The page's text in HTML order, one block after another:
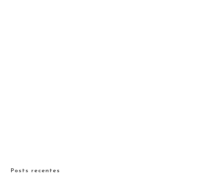
Posts recentes